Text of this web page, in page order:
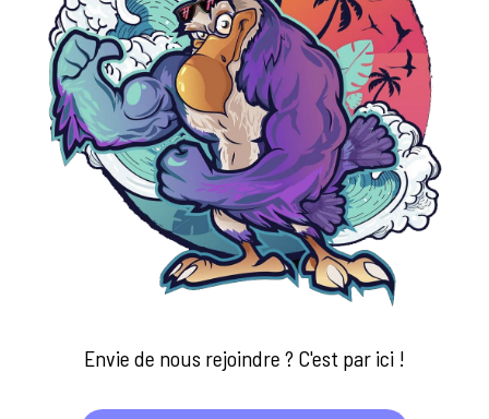
Envie de nous rejoindre ? C'est par ici !